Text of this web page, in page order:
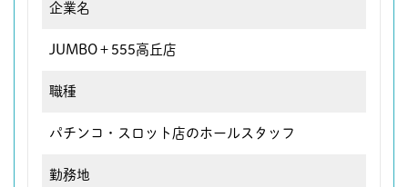
企業名
JUMBO＋555高丘店
職種
パチンコ・スロット店のホールスタッフ
勤務地